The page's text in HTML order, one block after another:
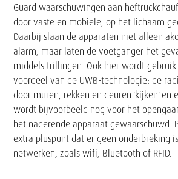
Guard waarschuwingen aan
door vaste en mobiele, op het lichaam
Daarbij slaan de apparaten niet alleen
alarm, maar laten de voetganger het
middels trillingen. Ook hier wordt
voordeel van de UWB-technologie: de
door muren, rekken en deuren 'kijken' en
wordt bijvoorbeeld nog voor het
het naderende apparaat gewaarschuwd.
extra pluspunt dat er geen onderbreking
netwerken, zoals wifi, Bluetooth of RFID.